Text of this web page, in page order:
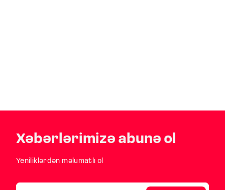
Xəbərlərimizə abunə ol
Yeniliklərdən məlumatlı ol